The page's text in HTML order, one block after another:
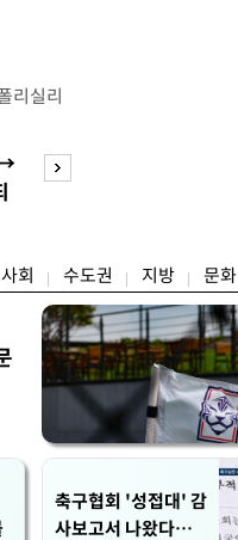
리실리
트럼프
파생상
품에는
다고
사회 수도권 지방 문화
축구협회 '성접대' 감
사보고서 나왔다…